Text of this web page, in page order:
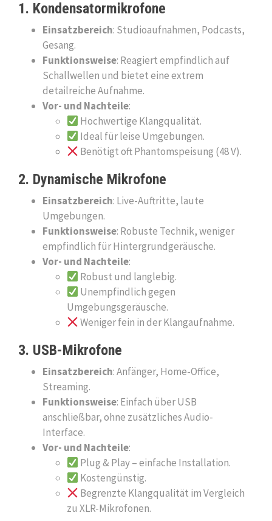
1. Kondensatormikrofone
Einsatzbereich: Studioaufnahmen, Podcasts,
Gesang.
Funktionsweise: Reagiert empfindlich auf
Schallwellen und bietet eine extrem
detailreiche Aufnahme.
Vor- und Nachteile:
Hochwertige Klangqualität.
Ideal für leise Umgebungen.
Benötigt oft Phantomspeisung (48 V).
2. Dynamische Mikrofone
Einsatzbereich: Live-Auftritte, laute
Umgebungen.
Funktionsweise: Robuste Technik, weniger
empfindlich für Hintergrundgeräusche.
Vor- und Nachteile:
Robust und langlebig.
Unempfindlich gegen
Umgebungsgeräusche.
Weniger fein in der Klangaufnahme.
3. USB-Mikrofone
Einsatzbereich: Anfänger, Home-Office,
Streaming.
Funktionsweise: Einfach über USB
anschließbar, ohne zusätzliches Audio-
Interface.
Vor- und Nachteile:
Plug & Play – einfache Installation.
Kostengünstig.
Begrenzte Klangqualität im Vergleich
zu XLR-Mikrofonen.